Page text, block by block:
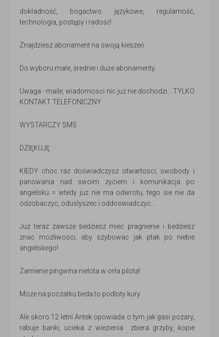
dokładność, bogactwo językowe, regularność,
technologia, postępy i radość!
Znajdziesz abonament na swoją kieszeń.
Do wyboru małe, średnie i duże abonamenty.
Uwaga - maile, wiadomosci nic juz nie dochodzi… TYLKO
KONTAKT TELEFONICZNY
WYSTARCZY SMS
DZIĘKUJĘ
KIEDY choc raz doswiadczysz otwartosci, swobody i
panowania nad swoim zyciem i komunikacja po
angielsku = wtedy juz nie ma odwrotu, tego sie nie da
odzobaczyc, oduslyszec i oddoswiadczyc…
Juz teraz zawsze bedziesz miec pragnienie i bedziesz
znac mozliwosci, aby szybowac jak ptak po niebie
angielskego!
Zamienie pingwina nielota w orła pilota!
Moze na poczatku beda to podloty kury
Ale skoro 12 letni Antek opowiada o tym jak gasi pozary,
rabuje banki, ucieka z wiezienia zbiera grzyby, kopie